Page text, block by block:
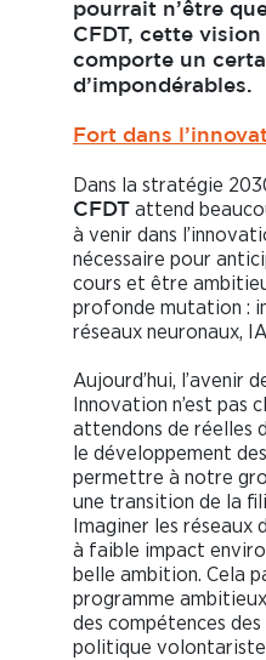
pourrait n’être
CFDT, cette
comporte un
d’impondérables.
Fort dans
Dans la stratégie
CFDT
attend
à venir dans
nécessaire pour
cours et être
profonde mutation :
réseaux neuronaux,
Aujourd’hui, l’avenir
Innovation n’est pas
attendons de réelles
le développement
permettre à notre
une transition de la
Imaginer les réseaux
à faible impact
belle ambition. Cela
programme
des compétences
politique